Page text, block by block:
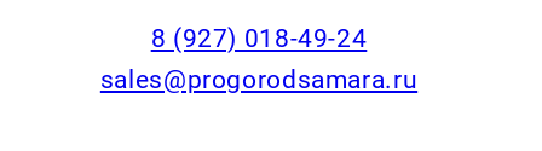
8 (927) 018-49-24
sales@progorodsamara.ru